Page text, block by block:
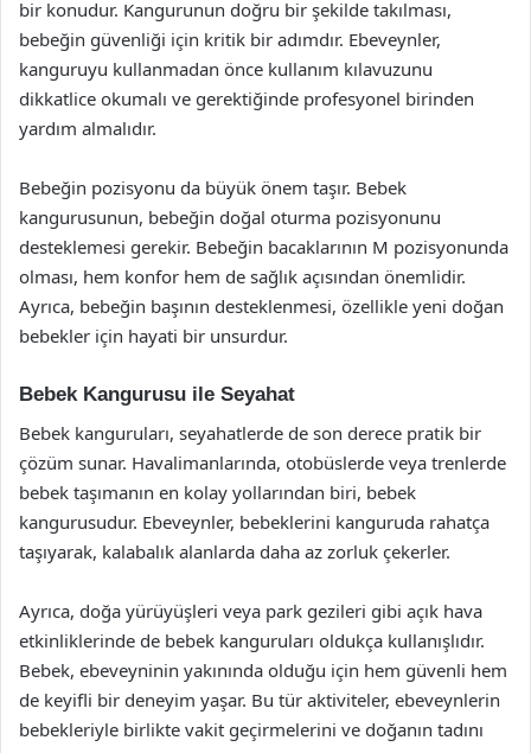
bir konudur. Kangurunun doğru bir şekilde takılması,
bebeğin güvenliği için kritik bir adımdır. Ebeveynler,
kanguruyu kullanmadan önce kullanım kılavuzunu
dikkatlice okumalı ve gerektiğinde profesyonel birinden
yardım almalıdır.
Bebeğin pozisyonu da büyük önem taşır. Bebek
kangurusunun, bebeğin doğal oturma pozisyonunu
desteklemesi gerekir. Bebeğin bacaklarının M pozisyonunda
olması, hem konfor hem de sağlık açısından önemlidir.
Ayrıca, bebeğin başının desteklenmesi, özellikle yeni doğan
bebekler için hayati bir unsurdur.
Bebek Kangurusu ile Seyahat
Bebek kanguruları, seyahatlerde de son derece pratik bir
çözüm sunar. Havalimanlarında, otobüslerde veya trenlerde
bebek taşımanın en kolay yollarından biri, bebek
kangurusudur. Ebeveynler, bebeklerini kanguruda rahatça
taşıyarak, kalabalık alanlarda daha az zorluk çekerler.
Ayrıca, doğa yürüyüşleri veya park gezileri gibi açık hava
etkinliklerinde de bebek kanguruları oldukça kullanışlıdır.
Bebek, ebeveyninin yakınında olduğu için hem güvenli hem
de keyifli bir deneyim yaşar. Bu tür aktiviteler, ebeveynlerin
bebekleriyle birlikte vakit geçirmelerini ve doğanın tadını